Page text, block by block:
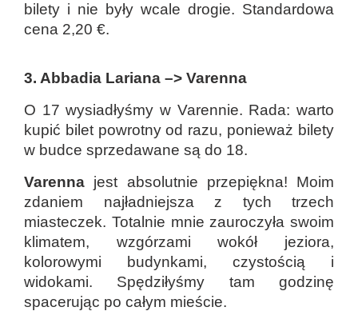
bilety i nie były wcale drogie. Standardowa
cena 2,20 €.
3. Abbadia Lariana –> Varenna
O 17 wysiadłyśmy w Varennie. Rada: warto
kupić bilet powrotny od razu, ponieważ bilety
w budce sprzedawane są do 18.
Varenna jest absolutnie przepiękna! Moim
zdaniem najładniejsza z tych trzech
miasteczek. Totalnie mnie zauroczyła swoim
klimatem, wzgórzami wokół jeziora,
kolorowymi budynkami, czystością i
widokami. Spędziłyśmy tam godzinę
spacerując po całym mieście.